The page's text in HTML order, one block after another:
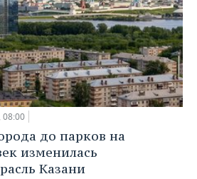
08:00
до парков на
изменилась
Казани